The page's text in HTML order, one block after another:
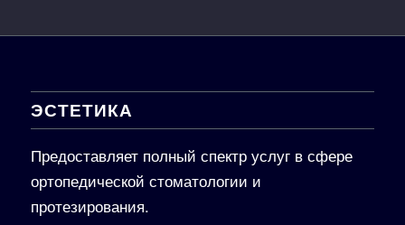
ЭСТЕТИКА
Предоставляет полный спектр услуг в сфере
ортопедической стоматологии и
протезирования.